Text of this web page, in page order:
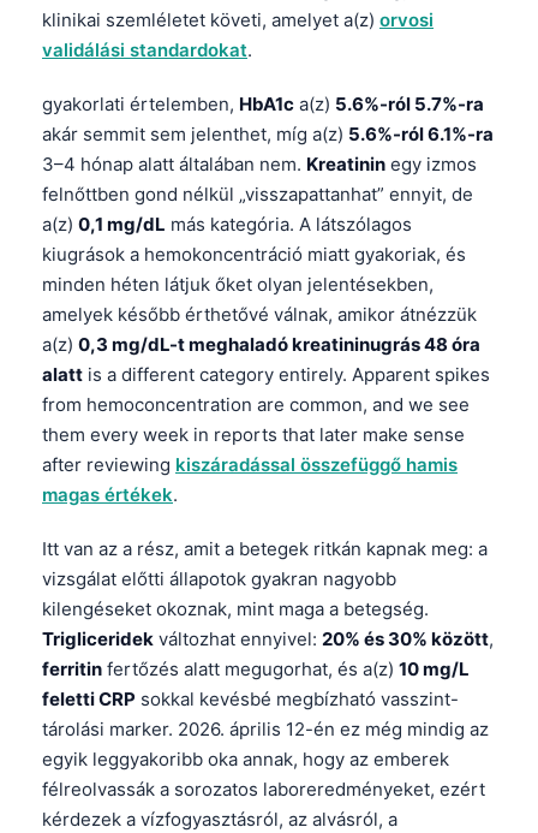
klinikai szemléletet követi, amelyet a(z) orvosi
validálási standardokat.
gyakorlati értelemben, HbA1c a(z) 5.6%-ról 5.7%-ra
akár semmit sem jelenthet, míg a(z) 5.6%-ról 6.1%-ra
3–4 hónap alatt általában nem. Kreatinin egy izmos
felnőttben gond nélkül „visszapattanhat” ennyit, de
a(z) 0,1 mg/dL más kategória. A látszólagos
kiugrások a hemokoncentráció miatt gyakoriak, és
minden héten látjuk őket olyan jelentésekben,
amelyek később érthetővé válnak, amikor átnézzük
a(z) 0,3 mg/dL-t meghaladó kreatininugrás 48 óra
alatt is a different category entirely. Apparent spikes
from hemoconcentration are common, and we see
them every week in reports that later make sense
after reviewing kiszáradással összefüggő hamis
magas értékek.
Itt van az a rész, amit a betegek ritkán kapnak meg: a
vizsgálat előtti állapotok gyakran nagyobb
kilengéseket okoznak, mint maga a betegség.
Trigliceridek változhat ennyivel: 20% és 30% között,
ferritin fertőzés alatt megugorhat, és a(z) 10 mg/L
feletti CRP sokkal kevésbé megbízható vasszint-
tárolási marker. 2026. április 12-én ez még mindig az
egyik leggyakoribb oka annak, hogy az emberek
félreolvassák a sorozatos laboreredményeket, ezért
kérdezek a vízfogyasztásról, az alvásról, a